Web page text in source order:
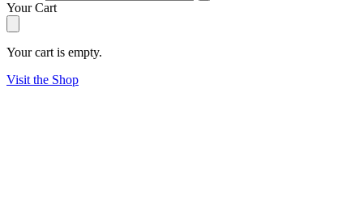
Your Cart
Your cart is empty.
Visit the Shop